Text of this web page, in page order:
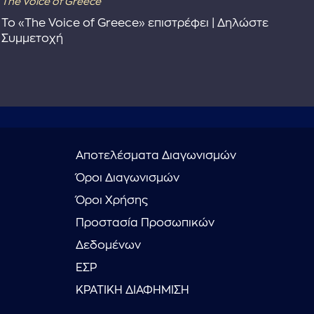
Το «The Voice of Greece» επιστρέφει | Δηλώστε
Συμμετοχή
Αποτελέσματα Διαγωνισμών
Όροι Διαγωνισμών
Όροι Χρήσης
Προστασία Προσωπικών
Δεδομένων
ΕΣΡ
ΚΡΑΤΙΚΗ ΔΙΑΦΗΜΙΣΗ